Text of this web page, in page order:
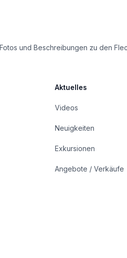
und Beschreibungen zu den
Aktuelles
Videos
Neuigkeiten
Exkursionen
Angebote / Verkäufe